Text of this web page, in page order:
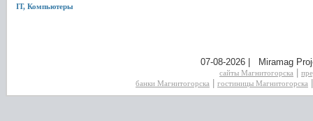
IT, Компьютеры
07-08-2026 | Miramag
сайты Магнитогорска
банки Магнитогорска
гостиницы Магнитогорска